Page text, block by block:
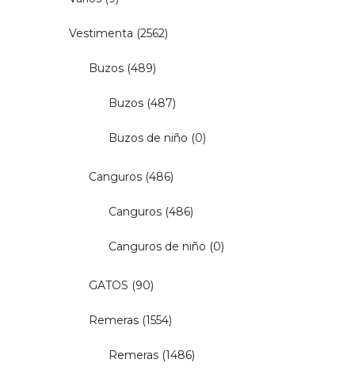
Vestimenta (2562)
Buzos (489)
Buzos (487)
Buzos de niño (0)
Canguros (486)
Canguros (486)
Canguros de niño (0)
GATOS (90)
Remeras (1554)
Remeras (1486)